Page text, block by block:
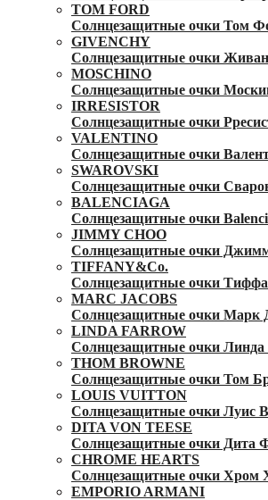
TOM FORD
Солнцезащитные очки Том
GIVENCHY
Солнцезащитные очки
MOSCHINO
Солнцезащитные очки
IRRESISTOR
Солнцезащитные очки
VALENTINO
Солнцезащитные очки
SWAROVSKI
Солнцезащитные очки
BALENCIAGA
Солнцезащитные очки
JIMMY CHOO
Солнцезащитные очки
TIFFANY&Co.
Солнцезащитные очки
MARC JACOBS
Солнцезащитные очки Марк
LINDA FARROW
Солнцезащитные очки Линда
THOM BROWNE
Солнцезащитные очки Том
LOUIS VUITTON
Солнцезащитные очки Луис
DITA VON TEESE
Солнцезащитные очки Дита
CHROME HEARTS
Солнцезащитные очки Хром
EMPORIO ARMANI